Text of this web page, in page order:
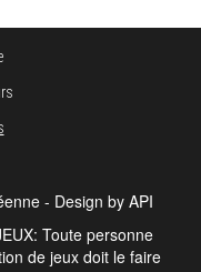
- Design by API
Toute personne
de jeux doit le faire